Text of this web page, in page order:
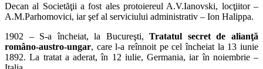
Decan al Societăţii a fost ales protoiereul A.V.Ianovski, locţiitor –
A.M.Parhomovici, iar şef al serviciului administrativ – Ion Halippa.
1902 – S-a încheiat, la Bucureşti,Tratatul secret de alianţă
româno-austro-ungar, care l-a reînnoit pe cel încheiat la 13 iunie
1892. La tratat a aderat, în 12 iulie, Germania, iar în noiembrie –